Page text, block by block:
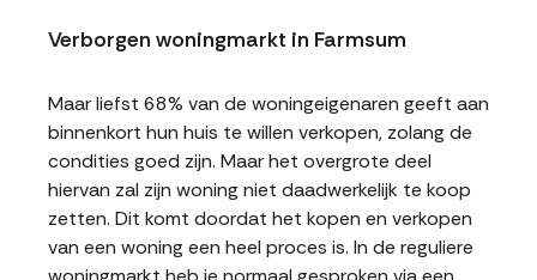
Verborgen woningmarkt in Farmsum
Maar liefst 68% van de woningeigenaren geeft aan
binnenkort hun huis te willen verkopen, zolang de
condities goed zijn. Maar het overgrote deel
hiervan zal zijn woning niet daadwerkelijk te koop
zetten. Dit komt doordat het kopen en verkopen
van een woning een heel proces is. In de reguliere